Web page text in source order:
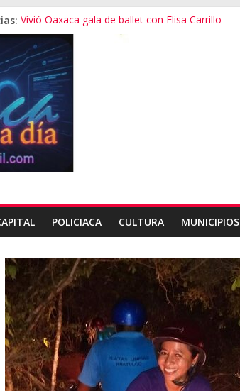
Vivió Oaxaca gala de ballet con Elisa Carrillo
El pionero de la escalada en Oaxaca
Oaxaca capital, 3er destino más feliz del mundo
Vestimenta en Quialana, expuesta al plagio
Aniversario del Museo Frissell de Mitla
POLICIACA CULTURA MUNICIPIOS